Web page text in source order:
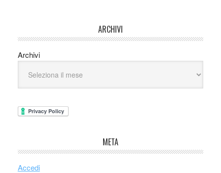
ARCHIVI
Archivi
META
Accedi